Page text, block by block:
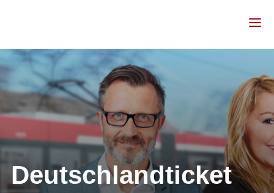
Deutschlandticket